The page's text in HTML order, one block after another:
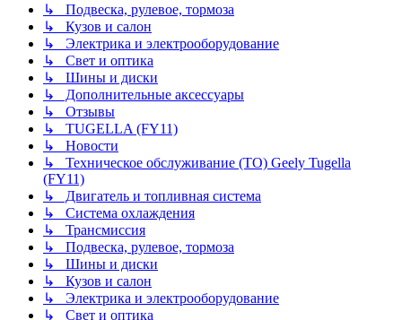
↳ Подвеска, рулевое, тормоза
↳ Кузов и салон
↳ Электрика и электрооборудование
↳ Свет и оптика
↳ Шины и диски
↳ Дополнительные аксессуары
↳ Отзывы
↳ TUGELLA (FY11)
↳ Новости
↳ Техническое обслуживание (ТО) Geely Tugella
(FY11)
↳ Двигатель и топливная система
↳ Система охлаждения
↳ Трансмиссия
↳ Подвеска, рулевое, тормоза
↳ Шины и диски
↳ Кузов и салон
↳ Электрика и электрооборудование
↳ Свет и оптика